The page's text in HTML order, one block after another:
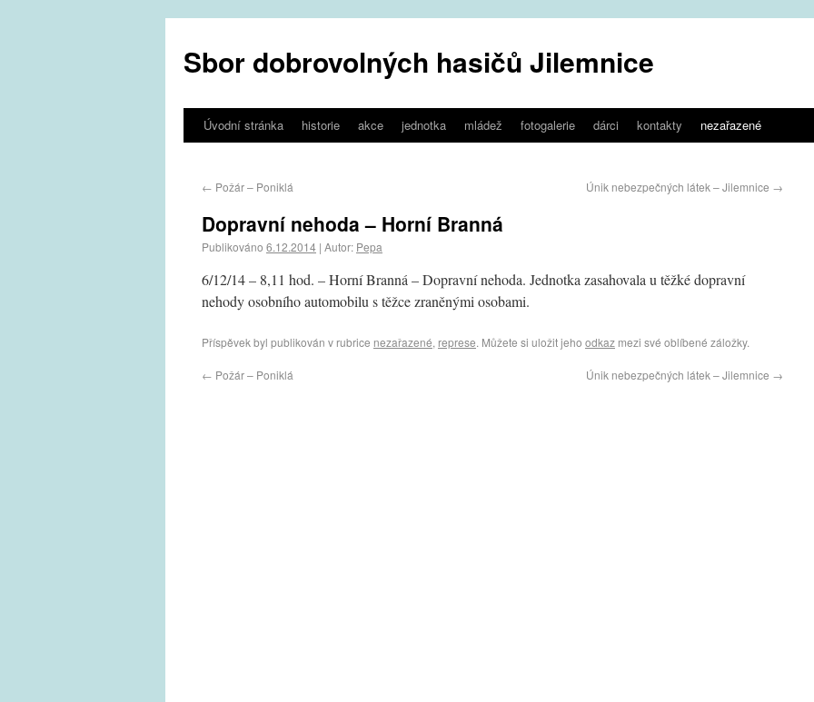
Sbor dobrovolných hasičů Jilemnice
Úvodní stránka historie akce jednotka mládež fotogalerie dárci kontakty nezařazené
← Požár – Poniklá Únik nebezpečných látek – Jilemnice →
Dopravní nehoda – Horní Branná
Publikováno 6.12.2014 | Autor: Pepa
6/12/14 – 8,11 hod. – Horní Branná – Dopravní nehoda. Jednotka zasahovala u těžké dopravní
nehody osobního automobilu s těžce zraněnými osobami.
Příspěvek byl publikován v rubrice nezařazené, represe. Můžete si uložit jeho odkaz mezi své oblíbené záložky.
← Požár – Poniklá Únik nebezpečných látek – Jilemnice →